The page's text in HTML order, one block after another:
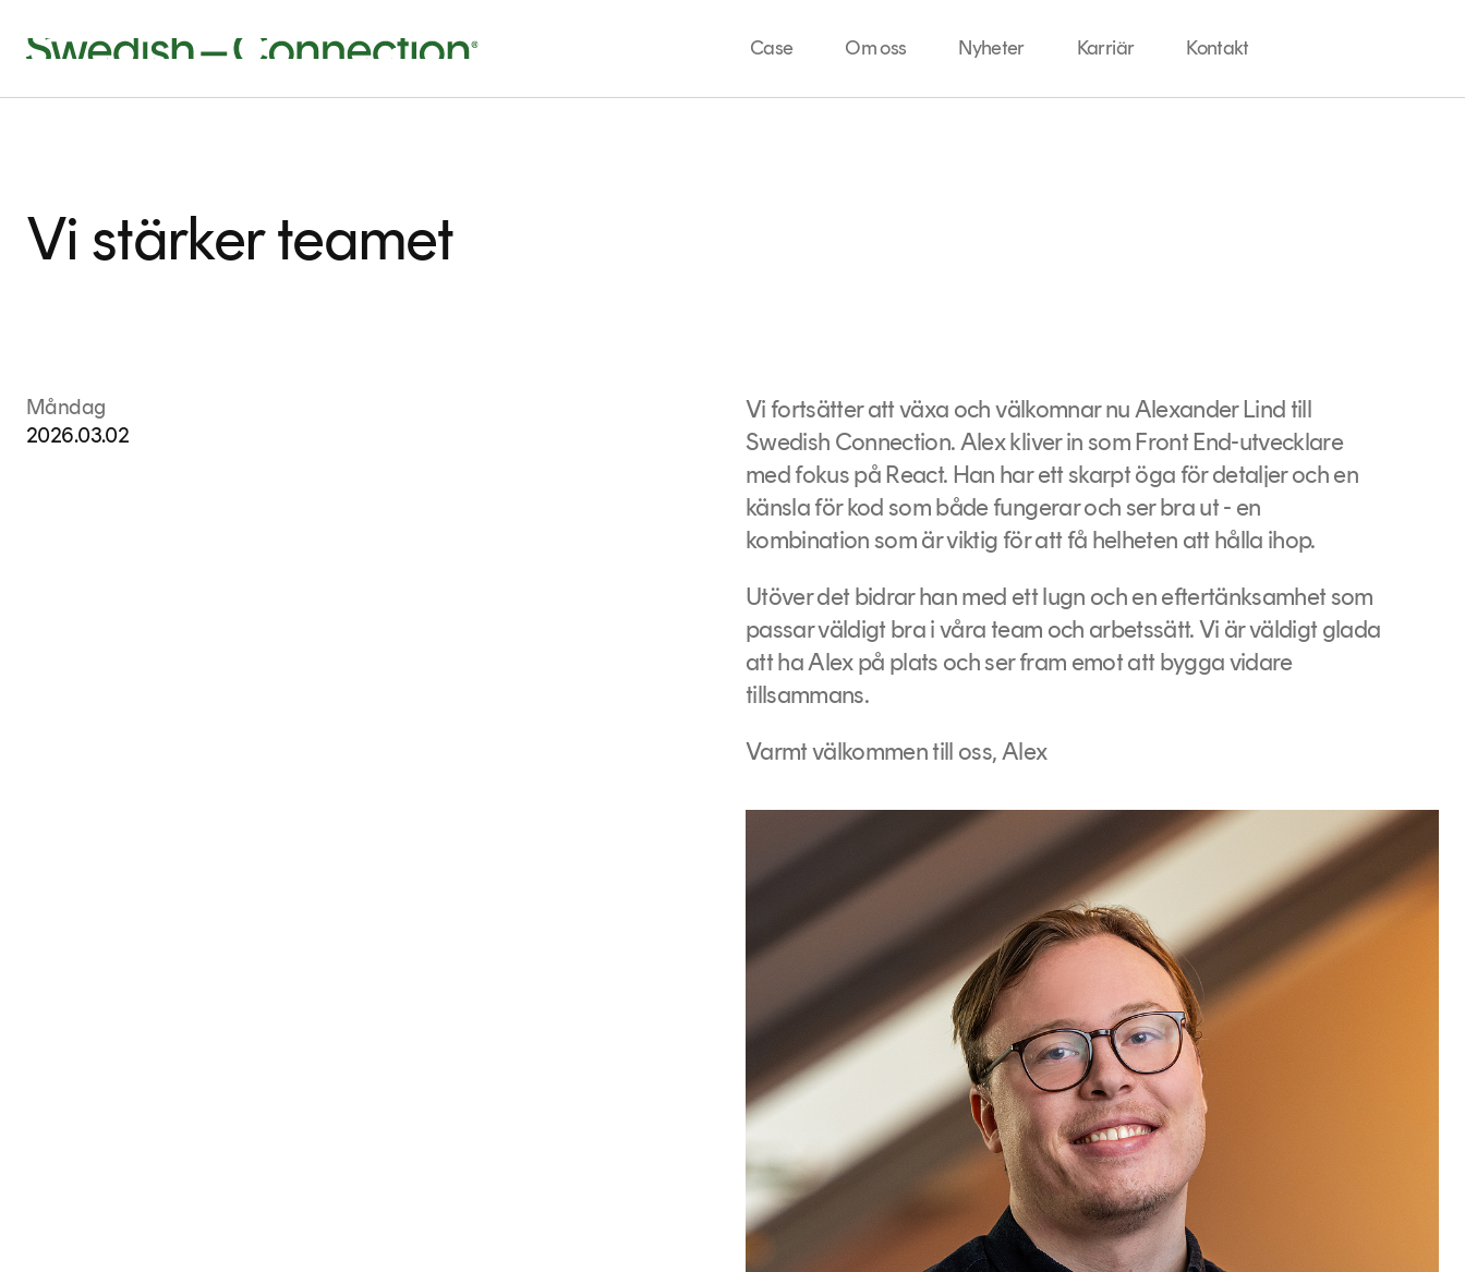
Case Om oss Nyheter Karriär Kontakt
Vi stärker teamet
Måndag
2026.03.02
Vi fortsätter att växa och välkomnar nu Alexander Lind till
Swedish Connection. Alex kliver in som Front End-utvecklare
med fokus på React. Han har ett skarpt öga för detaljer och en
känsla för kod som både fungerar och ser bra ut - en
kombination som är viktig för att få helheten att hålla ihop.
Utöver det bidrar han med ett lugn och en eftertänksamhet som
passar väldigt bra i våra team och arbetssätt. Vi är väldigt glada
att ha Alex på plats och ser fram emot att bygga vidare
tillsammans.
Varmt välkommen till oss, Alex